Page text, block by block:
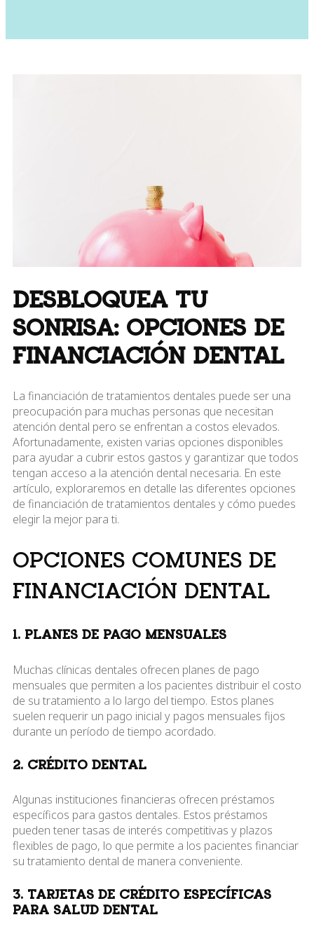
DESBLOQUEA TU
SONRISA: OPCIONES DE
FINANCIACIÓN DENTAL
La financiación de tratamientos dentales puede ser una
preocupación para muchas personas que necesitan
atención dental pero se enfrentan a costos elevados.
Afortunadamente, existen varias opciones disponibles
para ayudar a cubrir estos gastos y garantizar que todos
tengan acceso a la atención dental necesaria. En este
artículo, exploraremos en detalle las diferentes opciones
de financiación de tratamientos dentales y cómo puedes
elegir la mejor para ti.
OPCIONES COMUNES DE
FINANCIACIÓN DENTAL
1. PLANES DE PAGO MENSUALES
Muchas clínicas dentales ofrecen planes de pago
mensuales que permiten a los pacientes distribuir el costo
de su tratamiento a lo largo del tiempo. Estos planes
suelen requerir un pago inicial y pagos mensuales fijos
durante un período de tiempo acordado.
2. CRÉDITO DENTAL
Algunas instituciones financieras ofrecen préstamos
específicos para gastos dentales. Estos préstamos
pueden tener tasas de interés competitivas y plazos
flexibles de pago, lo que permite a los pacientes financiar
su tratamiento dental de manera conveniente.
3. TARJETAS DE CRÉDITO ESPECÍFICAS
PARA SALUD DENTAL